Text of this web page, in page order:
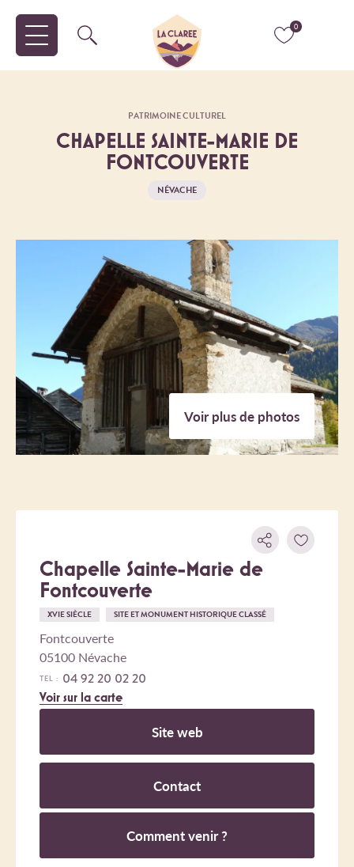
0
PATRIMOINE CULTUREL
CHAPELLE SAINTE-MARIE DE
FONTCOUVERTE
NÉVACHE
Voir plus de photos
Chapelle Sainte-Marie de
Fontcouverte
XVIE SIÈCLE SITE ET MONUMENT HISTORIQUE CLASSÉ
Fontcouverte
05100 Névache
TEL : 04 92 20 02 20
Voir sur la carte
Site web
Contact
Comment venir ?